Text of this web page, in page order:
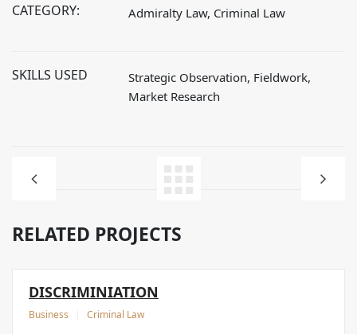
CATEGORY: Admiralty Law, Criminal Law
SKILLS USED
Strategic Observation, Fieldwork,
Market Research
RELATED PROJECTS
DISCRIMINIATION
Business Criminal Law